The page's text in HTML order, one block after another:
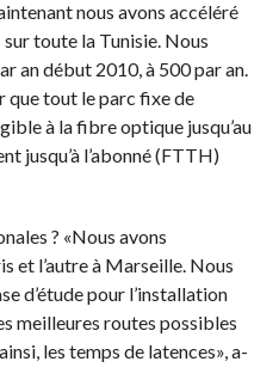
nous avons accéléré
toute la Tunisie. Nous
an début 2010, à 500 par an.
que tout le parc fixe de
à la fibre optique jusqu’au
jusqu’à l’abonné (FTTH)
? «Nous avons
et l’autre à Marseille. Nous
d’étude pour l’installation
meilleures routes possibles
les temps de latences», a-